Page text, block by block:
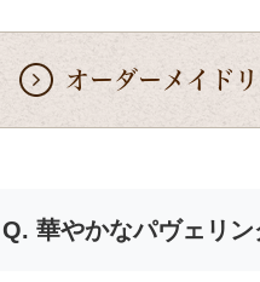
オーダーメイド
華やかなパヴェリ